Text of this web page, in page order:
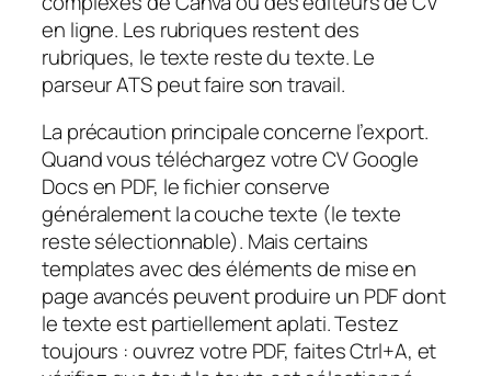
en ligne. Les rubriques restent des
rubriques, le texte reste du texte. Le
parseur ATS peut faire son travail.
La précaution principale concerne l’export.
Quand vous téléchargez votre CV Google
Docs en PDF, le fichier conserve
généralement la couche texte (le texte
reste sélectionnable). Mais certains
templates avec des éléments de mise en
page avancés peuvent produire un PDF dont
le texte est partiellement aplati. Testez
toujours : ouvrez votre PDF, faites Ctrl+A, et